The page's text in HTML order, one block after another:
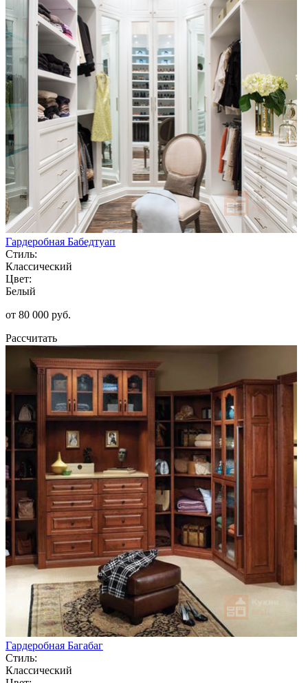
Гардеробная Бабедтуап
Стиль:
Классический
Цвет:
Белый
от 80 000 руб.
Рассчитать
Гардеробная Багабаг
Стиль:
Классический